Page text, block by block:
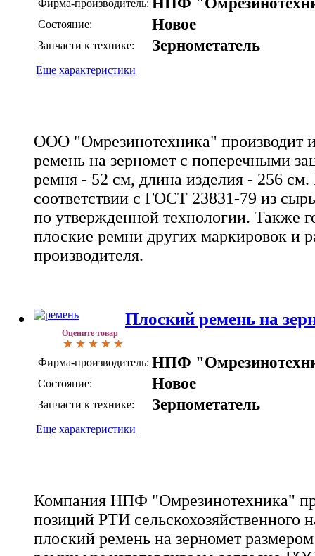
Фирма-производитель:
Состояние: Новое
Запчасти к технике: Зернометатель
Еще характеристики
ООО "Омрезинотехника" производит
ремень на зерномет с поперечными
ремня - 52 см, длина изделия - 256 см.
соответствии с ГОСТ 23831-79 из
по утвержденной технологии. Также
плоские ремни других маркировок и
производителя.
Оцените товар
Плоский ремень на
Фирма-производитель: НПФ
Состояние: Новое
Запчасти к технике: Зернометатель
Еще характеристики
Компания НПФ "Омрезинотехника"
позиций РТИ сельскохозяйственного
плоский ремень на зерномет